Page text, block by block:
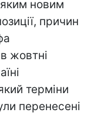
новим
причин
жовтні
терміни
перенесені